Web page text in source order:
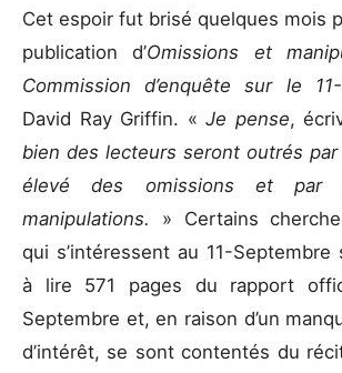
Cet espoir fut brisé quelques mois
publication d’Omissions et
Commission d’enquête sur le
David Ray Griffin. « Je pense,
bien des lecteurs seront outrés
élevé des omissions et par
manipulations. » Certains
qui s’intéressent au 11-
à lire 571 pages du rapport
Septembre et, en raison d’un
d’intérêt, se sont contentés du